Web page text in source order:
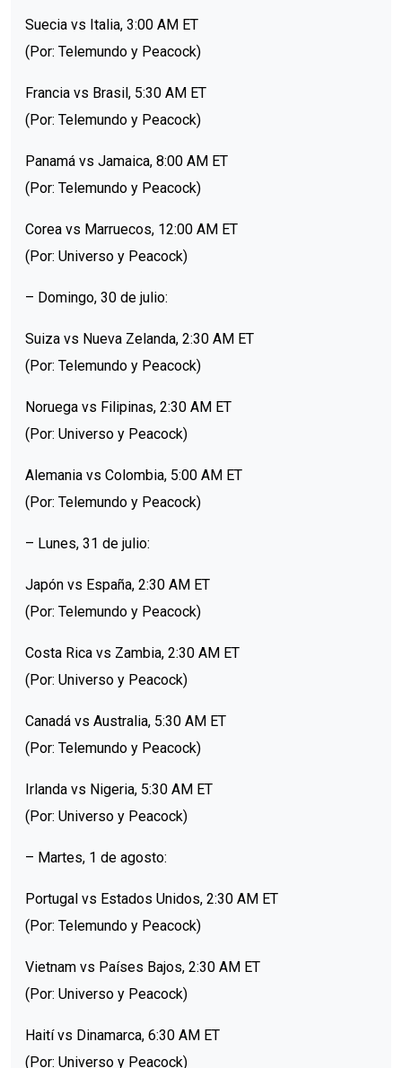
Suecia vs Italia, 3:00 AM ET
(Por: Telemundo y Peacock)
Francia vs Brasil, 5:30 AM ET
(Por: Telemundo y Peacock)
Panamá vs Jamaica, 8:00 AM ET
(Por: Telemundo y Peacock)
Corea vs Marruecos, 12:00 AM ET
(Por: Universo y Peacock)
– Domingo, 30 de julio:
Suiza vs Nueva Zelanda, 2:30 AM ET
(Por: Telemundo y Peacock)
Noruega vs Filipinas, 2:30 AM ET
(Por: Universo y Peacock)
Alemania vs Colombia, 5:00 AM ET
(Por: Telemundo y Peacock)
– Lunes, 31 de julio:
Japón vs España, 2:30 AM ET
(Por: Telemundo y Peacock)
Costa Rica vs Zambia, 2:30 AM ET
(Por: Universo y Peacock)
Canadá vs Australia, 5:30 AM ET
(Por: Telemundo y Peacock)
Irlanda vs Nigeria, 5:30 AM ET
(Por: Universo y Peacock)
– Martes, 1 de agosto:
Portugal vs Estados Unidos, 2:30 AM ET
(Por: Telemundo y Peacock)
Vietnam vs Países Bajos, 2:30 AM ET
(Por: Universo y Peacock)
Haití vs Dinamarca, 6:30 AM ET
(Por: Universo y Peacock)